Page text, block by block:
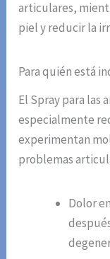
articulares,
piel y reducir la
Para quién está
El Spray para las
especialmente
experimentan
problemas
Dolor